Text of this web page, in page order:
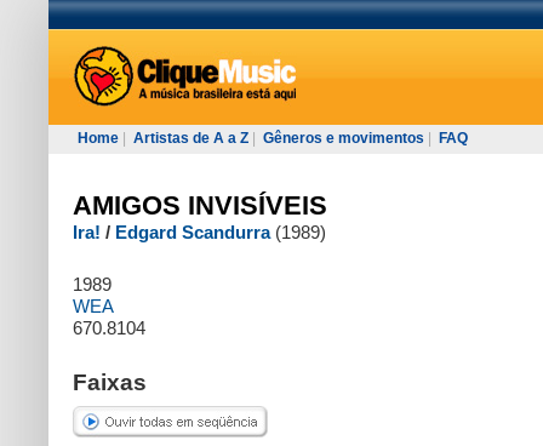
Home Artistas de A a Z Gêneros e movimentos FAQ
AMIGOS INVISÍVEIS
Ira! / Edgard Scandurra (1989)
1989
WEA
670.8104
Faixas